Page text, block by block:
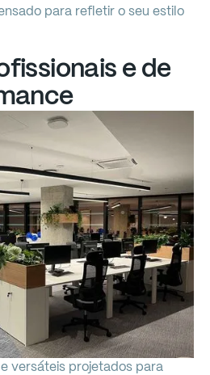
para refletir o seu estilo
e de
e versáteis projetados para